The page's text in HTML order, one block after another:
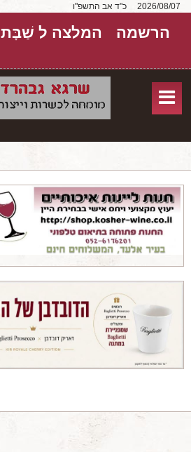
כ"ד אב התשפ"ו
הרשמה המלצה ל שַׁבָּת
אודות
שירותים
יקבים
מאמרים
טורים על יקבים
מאמרים מקצועיים
מאמרים הלכתיים
המלצות יין לְ שַׁבָּת
חדשות ועדכונים